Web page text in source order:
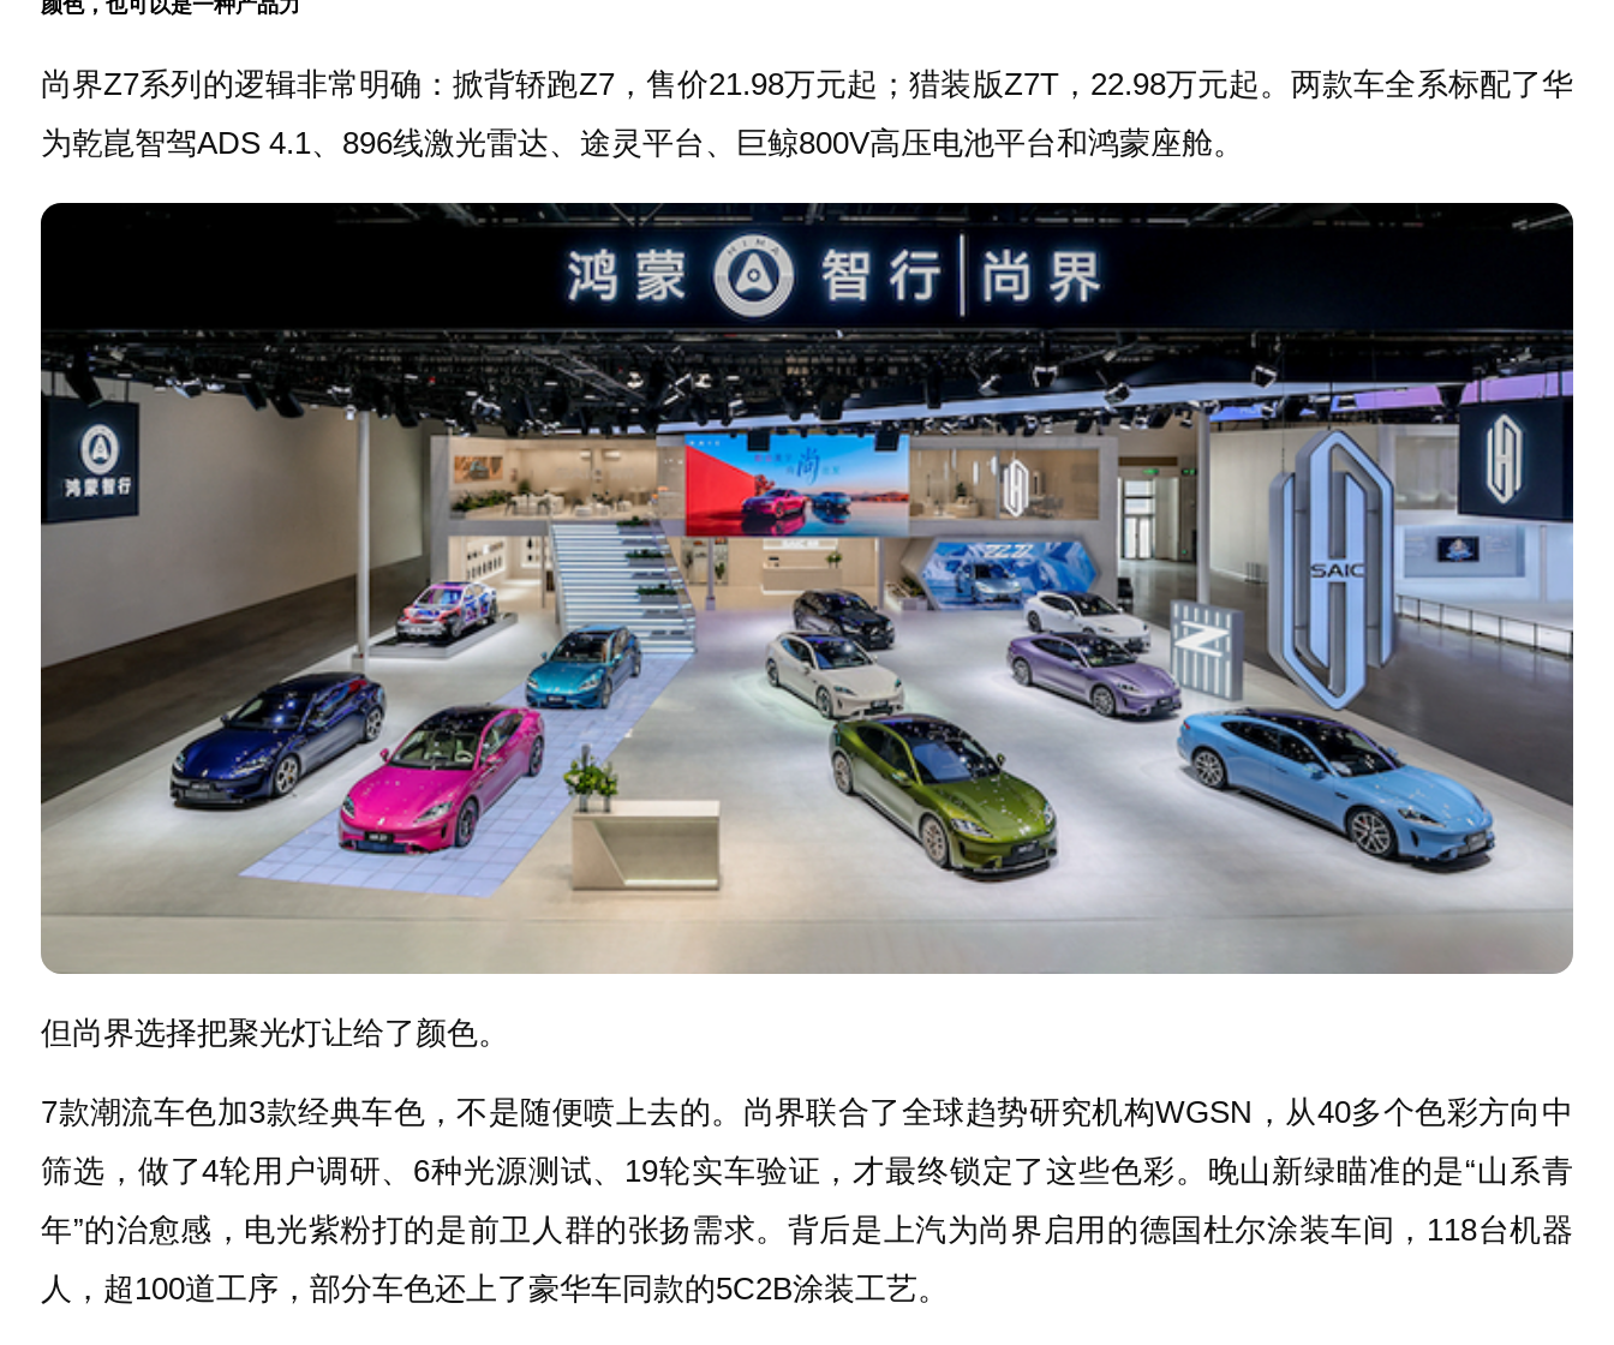
尚界Z7系列的逻辑非常明确：掀背轿跑Z7，售价21.98万元起；猎装版Z7T，22.98万元起。两款车全系标配了华
为乾崑智驾ADS 4.1、896线激光雷达、途灵平台、巨鲸800V高压电池平台和鸿蒙座舱。
但尚界选择把聚光灯让给了颜色。
7款潮流车色加3款经典车色，不是随便喷上去的。尚界联合了全球趋势研究机构WGSN，从40多个色彩方向中
筛选，做了4轮用户调研、6种光源测试、19轮实车验证，才最终锁定了这些色彩。晚山新绿瞄准的是“山系青
年”的治愈感，电光紫粉打的是前卫人群的张扬需求。背后是上汽为尚界启用的德国杜尔涂装车间，118台机器
人，超100道工序，部分车色还上了豪华车同款的5C2B涂装工艺。